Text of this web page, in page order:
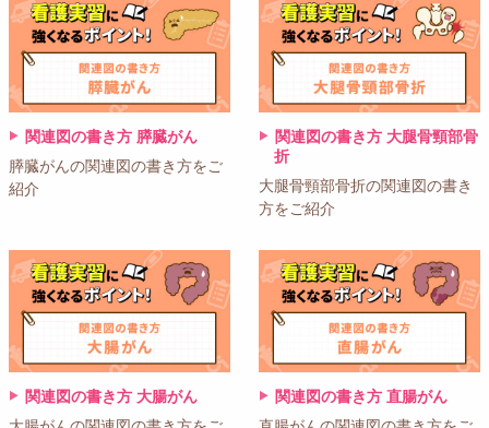
関連図の書き方 膵臓がん
膵臓がんの関連図の書き方をご
紹介
関連図の書き方 大腿骨頸部骨
折
大腿骨頸部骨折の関連図の書き
方をご紹介
関連図の書き方 大腸がん
関連図の書き方 直腸がん